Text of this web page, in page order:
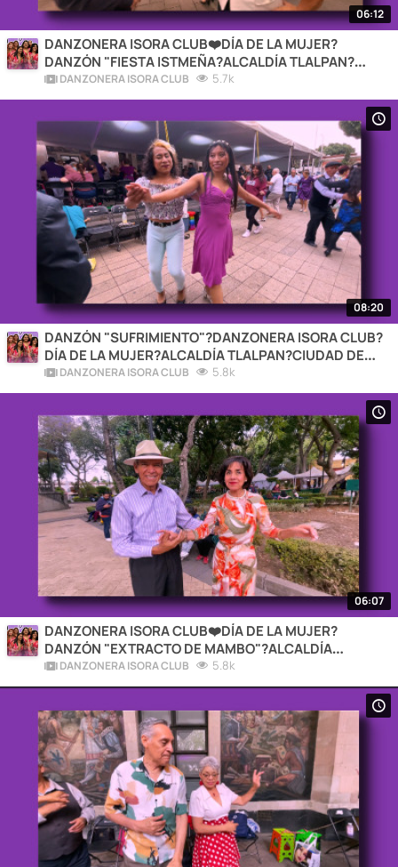
06:12
DANZONERA ISORA CLUB❤️DÍA DE LA MUJER?
DANZÓN "FIESTA ISTMEÑA?ALCALDÍA TLALPAN?
CIUDAD DE MÉXICO?2026
DANZONERA ISORA CLUB 5.7k
08:20
DANZÓN "SUFRIMIENTO"?DANZONERA ISORA CLUB?
DÍA DE LA MUJER?ALCALDÍA TLALPAN?CIUDAD DE
MÉXICO?2026
DANZONERA ISORA CLUB 5.8k
06:07
DANZONERA ISORA CLUB❤️DÍA DE LA MUJER?
DANZÓN "EXTRACTO DE MAMBO"?ALCALDÍA
TLALPAN?CIUDAD DE MÉXICO
DANZONERA ISORA CLUB 5.8k